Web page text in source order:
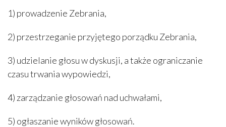
1) prowadzenie Zebrania,
2) przestrzeganie przyjętego porządku Zebrania,
3) udzielanie głosu w dyskusji, a także ograniczanie
czasu trwania wypowiedzi,
4) zarządzanie głosowań nad uchwałami,
5) ogłaszanie wyników głosowań.